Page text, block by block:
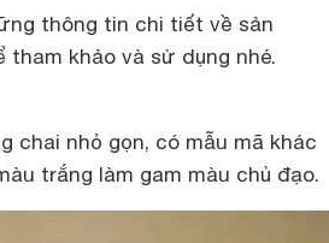
thông tin chi tiết về sản
tham khảo và sử dụng nhé.
chai nhỏ gọn, có mẫu mã khác
trắng làm gam màu chủ đạo.